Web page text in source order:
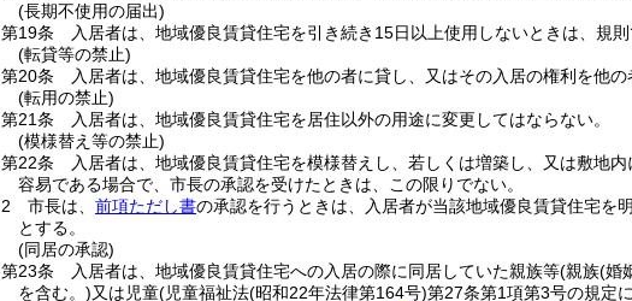
(長期不使用の届出)
第19条
入居者は、地域優良賃貸住宅を引き続き15日以上使用しないときは、規
(転貸等の禁止)
第20条
入居者は、地域優良賃貸住宅を他の者に貸し、又はその入居の権利を他の
(転用の禁止)
第21条
入居者は、地域優良賃貸住宅を居住以外の用途に変更してはならない。
(模様替え等の禁止)
第22条
入居者は、地域優良賃貸住宅を模様替えし、若しくは増築し、又は敷地
容易である場合で、市長の承認を受けたときは、この限りでない。
2
市長は、 前項ただし書の承認を行うときは、入居者が当該地域優良賃貸住宅を
とする。
(同居の承認)
第23条
入居者は、地域優良賃貸住宅への入居の際に同居していた親族等(親族(婚
を含む。)又は児童(児童福祉法(昭和22年法律第164号)第27条第1項第3号の規定